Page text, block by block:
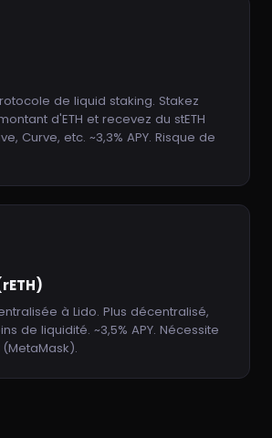
de liquid staking. Stakez
d'ETH et recevez du stETH
Curve, etc. ~3,3% APY. Risque de
à Lido. Plus décentralisé,
de liquidité. ~3,5% APY. Nécessite